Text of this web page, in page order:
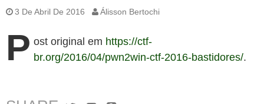
3 De Abril De 2016 Álisson Bertochi
P ost original em https://ctf-
br.org/2016/04/pwn2win-ctf-2016-bastidores/.